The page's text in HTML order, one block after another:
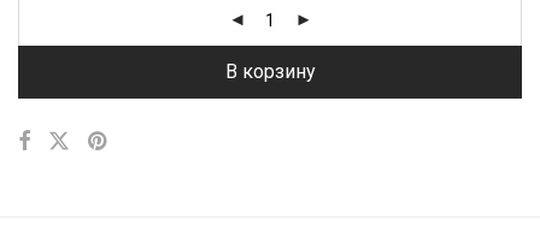
В корзину